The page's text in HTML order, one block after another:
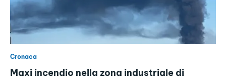
Cronaca
Maxi incendio nella zona industriale di